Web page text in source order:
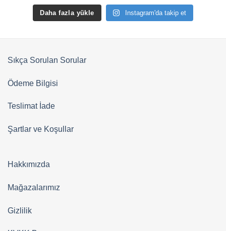
Daha fazla yükle Instagram'da takip et
Sıkça Sorulan Sorular
Ödeme Bilgisi
Teslimat İade
Şartlar ve Koşullar
Hakkımızda
Mağazalarımız
Gizlilik